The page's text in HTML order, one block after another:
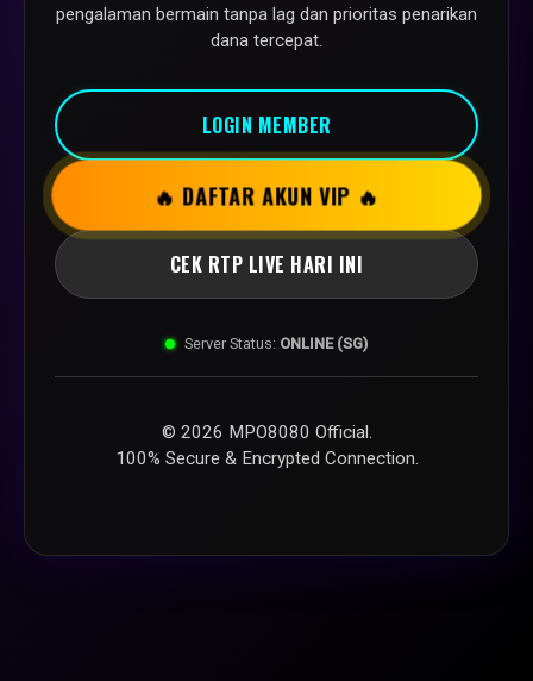
pengalaman bermain tanpa lag dan prioritas penarikan
dana tercepat.
LOGIN MEMBER
🔥 DAFTAR AKUN VIP 🔥
CEK RTP LIVE HARI INI
Server Status: ONLINE (SG)
© 2026 MPO8080 Official.
100% Secure & Encrypted Connection.